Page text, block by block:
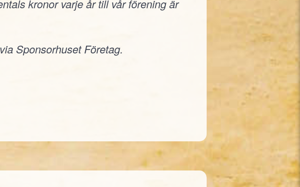
kronor varje år till vår förening är
Sponsorhuset Företag.